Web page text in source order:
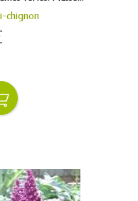
chignon